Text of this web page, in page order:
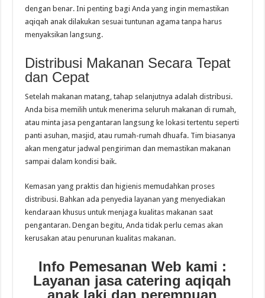
dengan benar. Ini penting bagi Anda yang ingin memastikan
aqiqah anak dilakukan sesuai tuntunan agama tanpa harus
menyaksikan langsung.
Distribusi Makanan Secara Tepat
dan Cepat
Setelah makanan matang, tahap selanjutnya adalah distribusi.
Anda bisa memilih untuk menerima seluruh makanan di rumah,
atau minta jasa pengantaran langsung ke lokasi tertentu seperti
panti asuhan, masjid, atau rumah-rumah dhuafa. Tim biasanya
akan mengatur jadwal pengiriman dan memastikan makanan
sampai dalam kondisi baik.
Kemasan yang praktis dan higienis memudahkan proses
distribusi. Bahkan ada penyedia layanan yang menyediakan
kendaraan khusus untuk menjaga kualitas makanan saat
pengantaran. Dengan begitu, Anda tidak perlu cemas akan
kerusakan atau penurunan kualitas makanan.
Info Pemesanan Web kami :
Layanan jasa catering aqiqah
anak laki dan perempuan